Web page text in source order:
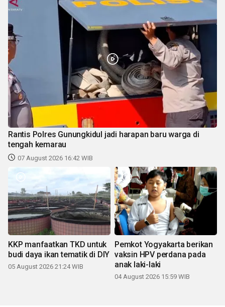
Rantis Polres Gunungkidul jadi harapan baru warga di
tengah kemarau
07 August 2026 16:42 WIB
KKP manfaatkan TKD untuk
budi daya ikan tematik di DIY
05 August 2026 21:24 WIB
Pemkot Yogyakarta berikan
vaksin HPV perdana pada
anak laki-laki
04 August 2026 15:59 WIB